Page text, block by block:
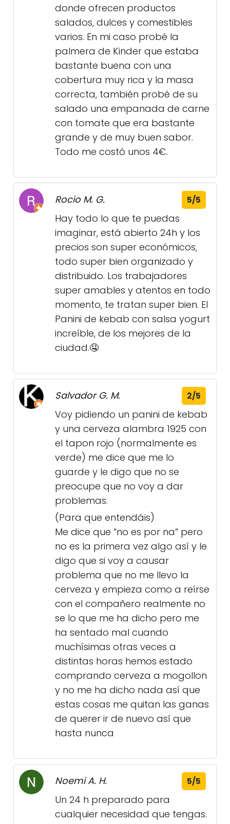
donde ofrecen productos
salados, dulces y comestibles
varios. En mi caso probé la
palmera de Kinder que estaba
bastante buena con una
cobertura muy rica y la masa
correcta, también probé de su
salado una empanada de carne
con tomate que era bastante
grande y de muy buen sabor.
Todo me costó unos 4€.
Rocio M. G. 5/5
Hay todo lo que te puedas
imaginar, está abierto 24h y los
precios son super económicos,
todo super bien organizado y
distribuido. Los trabajadores
super amables y atentos en todo
momento, te tratan super bien. El
Panini de kebab con salsa yogurt
increíble, de los mejores de la
ciudad.🤤
Salvador G. M. 2/5
Voy pidiendo un panini de kebab
y una cerveza alambra 1925 con
el tapon rojo (normalmente es
verde) me dice que me lo
guarde y le digo que no se
preocupe que no voy a dar
problemas.
(Para que entendáis)
Me dice que “no es por na” pero
no es la primera vez algo así y le
digo que si voy a causar
problema que no me llevo la
cerveza y empieza como a reírse
con el compañero realmente no
se lo que me ha dicho pero me
ha sentado mal cuando
muchísimas otras veces a
distintas horas hemos estado
comprando cerveza a mogollon
y no me ha dicho nada así que
estas cosas me quitan las ganas
de querer ir de nuevo así que
hasta nunca
Noemi A. H. 5/5
Un 24 h preparado para
cualquier necesidad que tengas.